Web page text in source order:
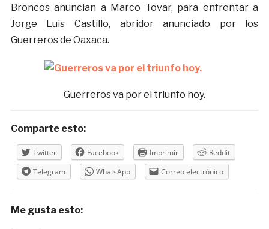
Broncos anuncian a Marco Tovar, para enfrentar a
Jorge Luis Castillo, abridor anunciado por los
Guerreros de Oaxaca.
Guerreros va por el triunfo hoy.
Comparte esto:
Twitter Facebook Imprimir
Reddit
Telegram
WhatsApp Correo electrónico
Me gusta esto: